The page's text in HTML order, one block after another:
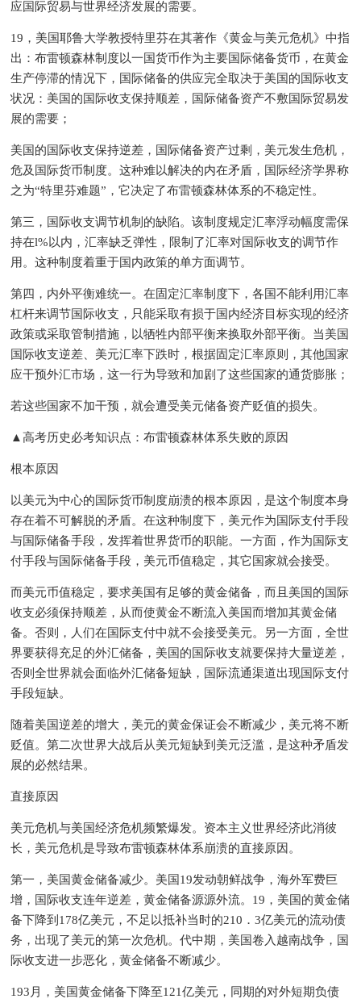
应国际贸易与世界经济发展的需要。
19，美国耶鲁大学教授特里芬在其著作《黄金与美元危机》中指
出：布雷顿森林制度以一国货币作为主要国际储备货币，在黄金
生产停滞的情况下，国际储备的供应完全取决于美国的国际收支
状况：美国的国际收支保持顺差，国际储备资产不敷国际贸易发
展的需要；
美国的国际收支保持逆差，国际储备资产过剩，美元发生危机，
危及国际货币制度。这种难以解决的内在矛盾，国际经济学界称
之为“特里芬难题”，它决定了布雷顿森林体系的不稳定性。
第三，国际收支调节机制的缺陷。该制度规定汇率浮动幅度需保
持在l%以内，汇率缺乏弹性，限制了汇率对国际收支的调节作
用。这种制度着重于国内政策的单方面调节。
第四，内外平衡难统一。在固定汇率制度下，各国不能利用汇率
杠杆来调节国际收支，只能采取有损于国内经济目标实现的经济
政策或采取管制措施，以牺牲内部平衡来换取外部平衡。当美国
国际收支逆差、美元汇率下跌时，根据固定汇率原则，其他国家
应干预外汇市场，这一行为导致和加剧了这些国家的通货膨胀；
若这些国家不加干预，就会遭受美元储备资产贬值的损失。
▲高考历史必考知识点：布雷顿森林体系失败的原因
根本原因
以美元为中心的国际货币制度崩溃的根本原因，是这个制度本身
存在着不可解脱的矛盾。在这种制度下，美元作为国际支付手段
与国际储备手段，发挥着世界货币的职能。一方面，作为国际支
付手段与国际储备手段，美元币值稳定，其它国家就会接受。
而美元币值稳定，要求美国有足够的黄金储备，而且美国的国际
收支必须保持顺差，从而使黄金不断流入美国而增加其黄金储
备。否则，人们在国际支付中就不会接受美元。另一方面，全世
界要获得充足的外汇储备，美国的国际收支就要保持大量逆差，
否则全世界就会面临外汇储备短缺，国际流通渠道出现国际支付
手段短缺。
随着美国逆差的增大，美元的黄金保证会不断减少，美元将不断
贬值。第二次世界大战后从美元短缺到美元泛滥，是这种矛盾发
展的必然结果。
直接原因
美元危机与美国经济危机频繁爆发。资本主义世界经济此消彼
长，美元危机是导致布雷顿森林体系崩溃的直接原因。
第一，美国黄金储备减少。美国19发动朝鲜战争，海外军费巨
增，国际收支连年逆差，黄金储备源源外流。19，美国的黄金储
备下降到178亿美元，不足以抵补当时的210．3亿美元的流动债
务，出现了美元的第一次危机。代中期，美国卷入越南战争，国
际收支进一步恶化，黄金储备不断减少。
193月，美国黄金储备下降至121亿美元，同期的对外短期负债